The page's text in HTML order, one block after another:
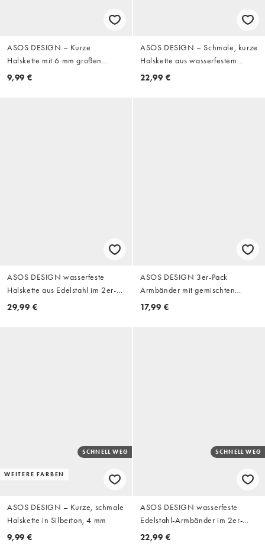
ASOS DESIGN – Kurze
Halskette mit 6 mm großen
Kunstperlen aus Glas in Weiß
9,99 €
ASOS DESIGN – Schmale, kurze
Halskette aus wasserfestem
Edelstahl in Silberoptik, 4 mm
22,99 €
ASOS DESIGN wasserfeste
Halskette aus Edelstahl im 2er-
Pack mit Kugelkette und ovalem
29,99 €
ASOS DESIGN 3er-Pack
Armbänder mit gemischten
Ketten in Silber
17,99 €
WEITERE FARBEN
SCHNELL WEG
ASOS DESIGN – Kurze, schmale
Halskette in Silberton, 4 mm
9,99 €
SCHNELL WEG
ASOS DESIGN wasserfeste
Edelstahl-Armbänder im 2er-
Pack mit schmaler, abgerundeter
22,99 €